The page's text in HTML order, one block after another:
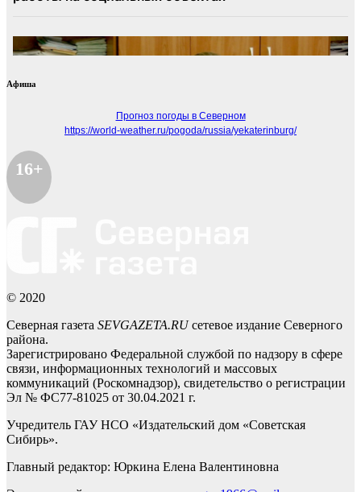
Афиша
Прогноз погоды в Северном
https://world-weather.ru/pogoda/russia/yekaterinburg/
16+
© 2020
Северная газета SEVGAZETA.RUсетевое издание Северного
района.
Зарегистрировано Федеральной службой по надзору в сфере
связи, информационных технологий и массовых
коммуникаций (Роскомнадзор), свидетельство о регистрации
Эл № ФС77-81025 от 30.04.2021 г.
Учредитель ГАУ НСО «Издательский дом «Советская
Сибирь».
Главный редактор: Юркина Елена Валентиновна